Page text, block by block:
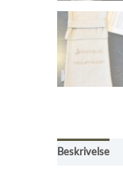
Beskrivelse